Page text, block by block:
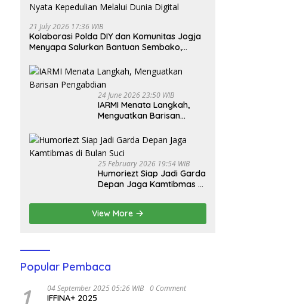
21 July 2026 17:36 WIB
Kolaborasi Polda DIY dan Komunitas Jogja
Menyapa Salurkan Bantuan Sembako,
Digital
24 June 2026 23:50 WIB
IARMI Menata Langkah,
Menguatkan Barisan
25 February 2026 19:54 WIB
Humoriezt Siap Jadi Garda
Depan Jaga Kamtibmas di
View More
Popular Pembaca
04 September 2025 05:26 WIB 0 Comment
IFFINA+ 2025